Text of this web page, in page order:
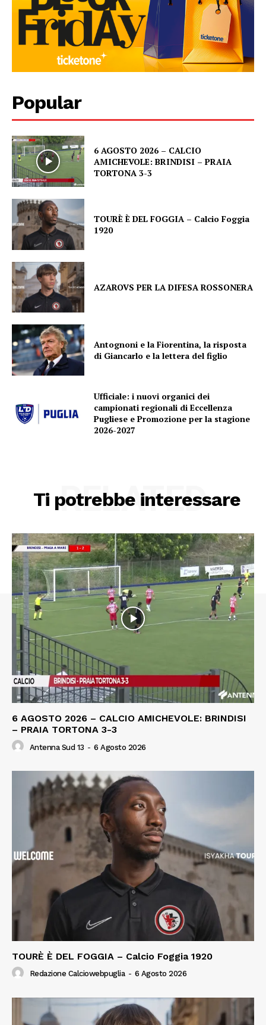
Popular
6 AGOSTO 2026 – CALCIO
AMICHEVOLE: BRINDISI – PRAIA
TORTONA 3-3
TOURÈ È DEL FOGGIA – Calcio Foggia
1920
AZAROVS PER LA DIFESA ROSSONERA
Antognoni e la Fiorentina, la risposta
di Giancarlo e la lettera del figlio
Ufficiale: i nuovi organici dei
campionati regionali di Eccellenza
Pugliese e Promozione per la stagione
2026-2027
Ti potrebbe interessare
RELATED
6 AGOSTO 2026 – CALCIO AMICHEVOLE: BRINDISI
– PRAIA TORTONA 3-3
Antenna Sud 13 - 6 Agosto 2026
TOURÈ È DEL FOGGIA – Calcio Foggia 1920
Redazione Calciowebpuglia - 6 Agosto 2026